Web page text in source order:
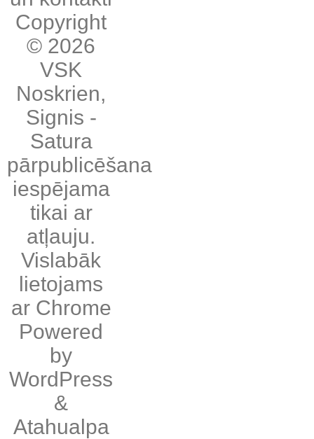
Copyright
© 2026
VSK
Noskrien,
Signis -
Satura
pārpublicēšana
iespējama
tikai ar
atļauju.
Vislabāk
lietojams
ar Chrome
Powered
by
WordPress
&
Atahualpa